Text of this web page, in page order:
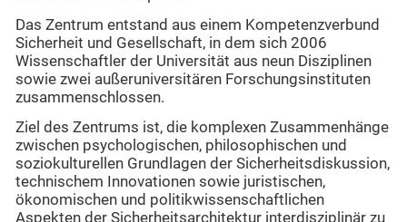
Das Zentrum entstand aus einem Kompetenzverbund
Sicherheit und Gesellschaft, in dem sich 2006
Wissenschaftler der Universität aus neun Disziplinen
sowie zwei außeruniversitären Forschungsinstituten
zusammenschlossen.
Ziel des Zentrums ist, die komplexen Zusammenhänge
zwischen psychologischen, philosophischen und
soziokulturellen Grundlagen der Sicherheitsdiskussion,
technischem Innovationen sowie juristischen,
ökonomischen und politikwissenschaftlichen
Aspekten der Sicherheitsarchitektur interdisziplinär zu